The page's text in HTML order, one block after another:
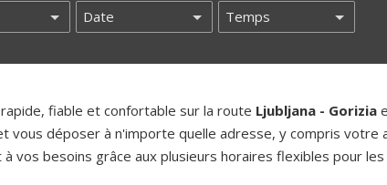
fiable et confortable sur la route Ljubljana - Gorizia
vous déposer à n'importe quelle adresse, y compris votre
vos besoins grâce aux plusieurs horaires flexibles pour